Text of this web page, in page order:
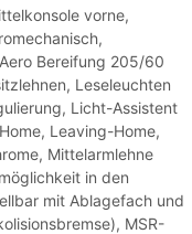
vorne,
Bereifung 205/60
Leseleuchten
Licht-Assistent
Leaving-Home,
Mittelarmlehne
in den
mit Ablagefach und
MSR-